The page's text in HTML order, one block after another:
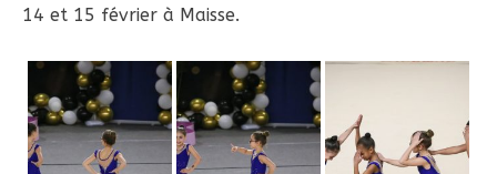
14 et 15 février à Maisse.